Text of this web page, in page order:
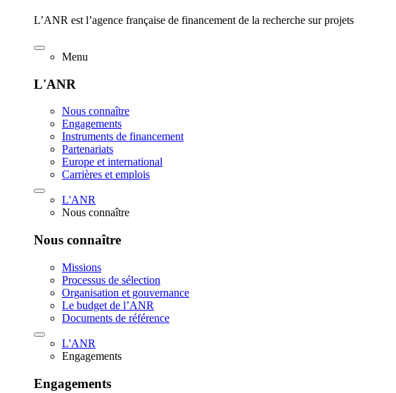
L’ANR est l’agence française de financement de la recherche sur projets
Menu
L'ANR
Nous connaître
Engagements
Instruments de financement
Partenariats
Europe et international
Carrières et emplois
L'ANR
Nous connaître
Nous connaître
Missions
Processus de sélection
Organisation et gouvernance
Le budget de l’ANR
Documents de référence
L'ANR
Engagements
Engagements